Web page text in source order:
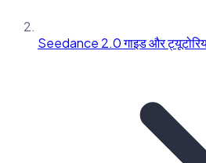
Seedance 2.0 गाइड और